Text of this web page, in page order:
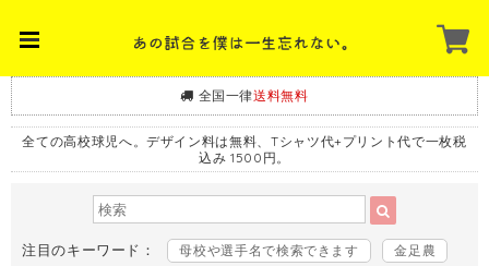
全国一律送料無料
全ての高校球児へ。デザイン料は無料、Tシャツ代+プリント代で一枚税
込み 1500円。
注目のキーワード： 母校や選手名で検索できます
金足農